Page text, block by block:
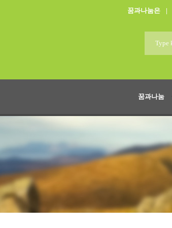
꿈과나눔은 |
꿈과나눔